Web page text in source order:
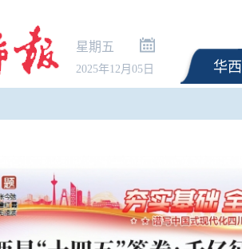
星期五
2025年12月05日 华
中华诗词美育
活动来啦！｜跟着
已销毁胚胎，原配妻子
合法性